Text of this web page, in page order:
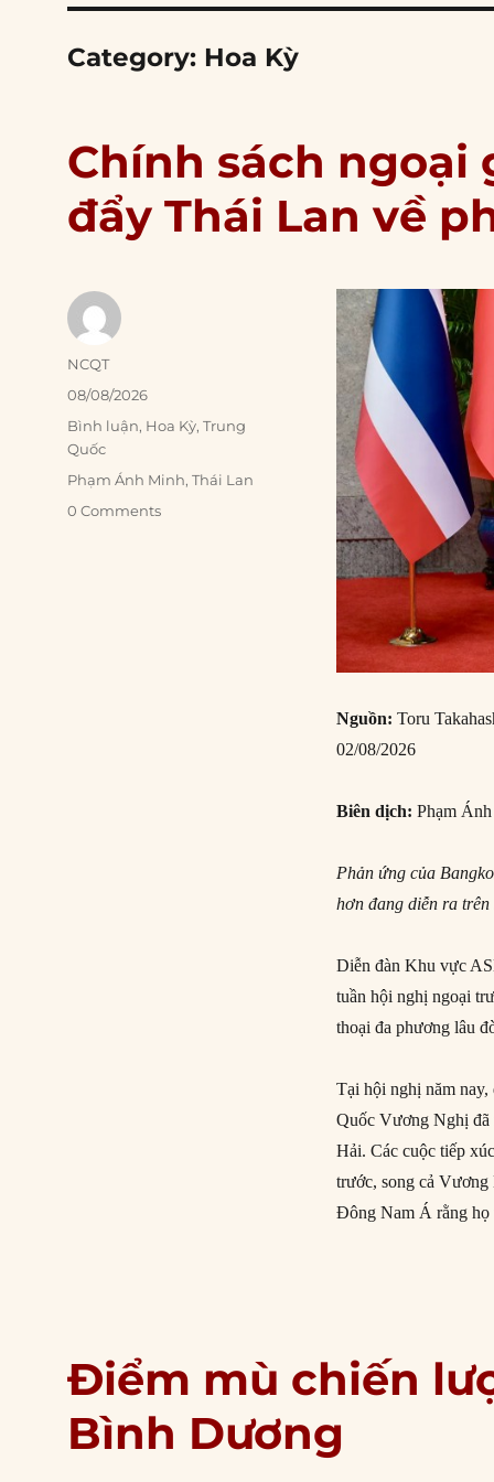
Category: Hoa Kỳ
Chính sách ngoại
đẩy Thái Lan về
Nguồn:Toru
02/08/2026
Biên dịch:Phạm
Phản ứng của
hơn đang diễn ra
Diễn đàn Khu vực
tuần hội nghị ngoại
thoại đa phương lâu
Tại hội nghị năm
Quốc Vương Nghị
Hải. Các cuộc tiếp
trước, song cả
Đông Nam Á rằng
Author
NCQT
Posted
on
08/08/2026
Categories
Bình luận, Hoa Kỳ,Trung
Quốc
Tags
Phạm Ánh Minh,Thái Lan
0 Comments
Điểm mù chiến
Bình Dương